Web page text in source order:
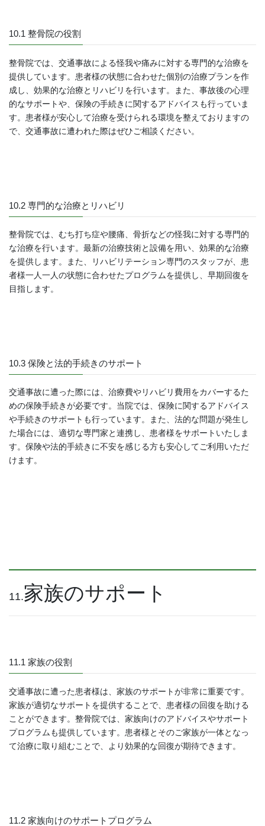
10.1 整骨院の役割
整骨院では、交通事故による怪我や痛みに対する専門的な治療を
提供しています。患者様の状態に合わせた個別の治療プランを作
成し、効果的な治療とリハビリを行います。また、事故後の心理
的なサポートや、保険の手続きに関するアドバイスも行っていま
す。患者様が安心して治療を受けられる環境を整えておりますの
で、交通事故に遭われた際はぜひご相談ください。
10.2 専門的な治療とリハビリ
整骨院では、むち打ち症や腰痛、骨折などの怪我に対する専門的
な治療を行います。最新の治療技術と設備を用い、効果的な治療
を提供します。また、リハビリテーション専門のスタッフが、患
者様一人一人の状態に合わせたプログラムを提供し、早期回復を
目指します。
10.3 保険と法的手続きのサポート
交通事故に遭った際には、治療費やリハビリ費用をカバーするた
めの保険手続きが必要です。当院では、保険に関するアドバイス
や手続きのサポートも行っています。また、法的な問題が発生し
た場合には、適切な専門家と連携し、患者様をサポートいたしま
す。保険や法的手続きに不安を感じる方も安心してご利用いただ
けます。
11.家族のサポート
11.1 家族の役割
交通事故に遭った患者様は、家族のサポートが非常に重要です。
家族が適切なサポートを提供することで、患者様の回復を助ける
ことができます。整骨院では、家族向けのアドバイスやサポート
プログラムも提供しています。患者様とそのご家族が一体となっ
て治療に取り組むことで、より効果的な回復が期待できます。
11.2 家族向けのサポートプログラム